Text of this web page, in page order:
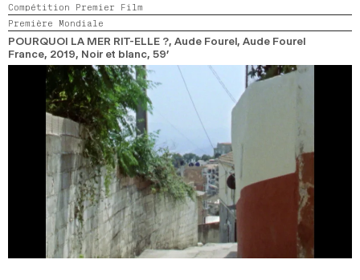
Compétition Premier Film
Première Mondiale
POURQUOI LA MER RIT-ELLE ?, Aude Fourel, Aude Fourel
France, 2019, Noir et blanc, 59’